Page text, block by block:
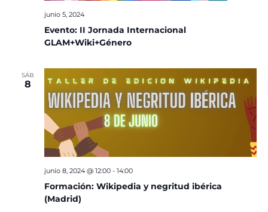
Evento: II Jornada Internacional
GLAM+Wiki+Género
junio 5, 2024
SÁB
8
Formación: Wikipedia y negritud ibérica
(Madrid)
junio 8, 2024 @ 12:00- 14:00